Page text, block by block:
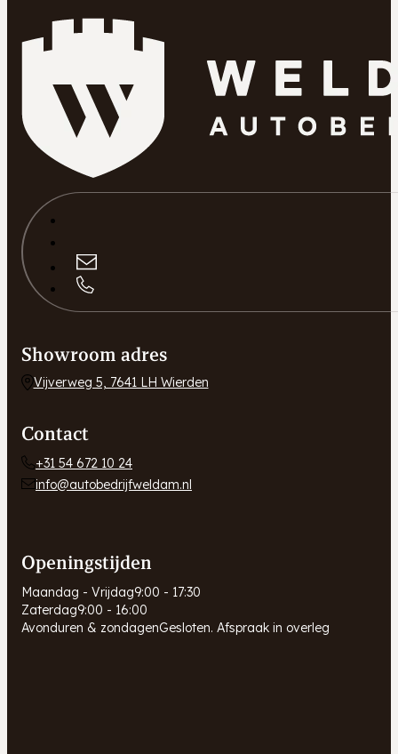
Showroom adres
Vijverweg 5, 7641 LH Wierden
Contact
+31 54 672 10 24
info@autobedrijfweldam.nl
Openingstijden
Maandag - Vrijdag9:00 - 17:30
Zaterdag9:00 - 16:00
Avonduren & zondagenGesloten. Afspraak in overleg